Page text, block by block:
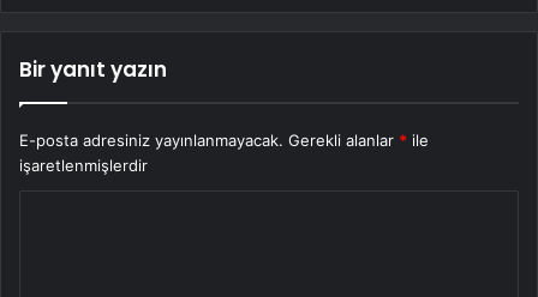
Bir yanıt yazın
E-posta adresiniz yayınlanmayacak. Gerekli alanlar * ile
işaretlenmişlerdir